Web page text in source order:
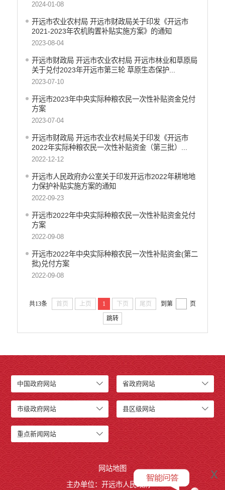
生态环境
食品药品监管
义务教育
政府集中采购
环保督察
医疗卫生
行政处罚和行政强制
乡村振兴工作信息公开
2024-01-08
开远市农业农村局 开远市财政局关于印发《开远市
2021-2023年农机购置补贴实施方案》的通知
2023-08-04
开远市财政局 开远市农业农村局 开远市林业和草原局
关于兑付2023年开远市第三轮 草原生态保护...
2023-07-10
开远市2023年中央实际种粮农民一次性补贴资金兑付
方案
2023-07-04
开远市财政局 开远市农业农村局关于印发《开远市
2022年实际种粮农民一次性补贴资金（第三批）...
2022-12-12
开远市人民政府办公室关于印发开远市2022年耕地地
力保护补贴实施方案的通知
2022-09-23
开远市2022年中央实际种粮农民一次性补贴资金兑付
方案
2022-09-08
开远市2022年中央实际种粮农民一次性补贴资金(第二
批)兑付方案
2022-09-08
共13条 首页 上页 1 下页 尾页 到第 页
跳转
中国政府网站 省政府网站
市级政府网站 县区级网站
重点新闻网站
网站地图
主办单位：开远市人民政府
x